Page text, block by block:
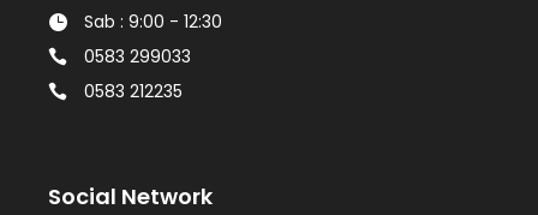
Sab : 9:00 - 12:30
0583 299033
0583 212235
Social Network